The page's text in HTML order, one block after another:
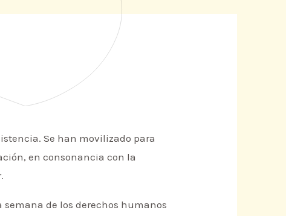
Se han movilizado para
en consonancia con la
semana de los derechos humanos